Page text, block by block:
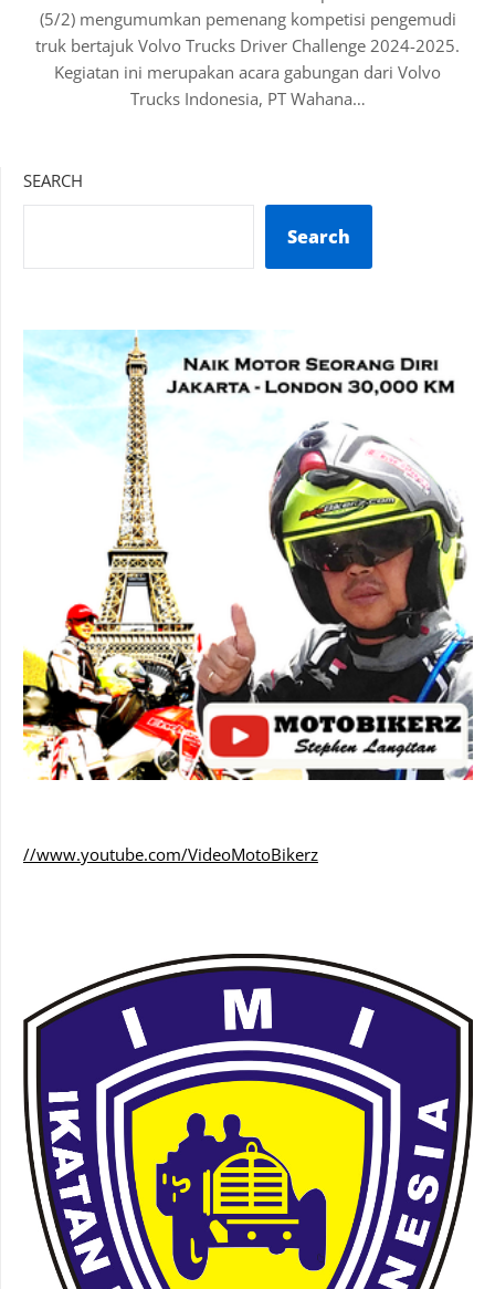
(5/2) mengumumkan pemenang kompetisi pengemudi
truk bertajuk Volvo Trucks Driver Challenge 2024-2025.
Kegiatan ini merupakan acara gabungan dari Volvo
Trucks Indonesia, PT Wahana…
SEARCH
Search
//www.youtube.com/VideoMotoBikerz